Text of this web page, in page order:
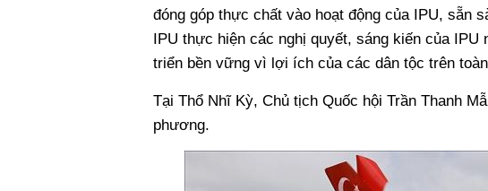
đóng góp thực chất vào hoạt động của IPU, sẵn
IPU thực hiện các nghị quyết, sáng kiến của IPU
triển bền vững vì lợi ích của các dân tộc trên
Tại Thổ Nhĩ Kỳ, Chủ tịch Quốc hội Trần Thanh
phương.